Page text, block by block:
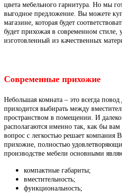
цвета мебельного гарнитура. Но мы
выгодное предложение. Вы можете
магазине, которая будет
будет прихожая в современном стиле,
изготовленный из качественных
Современные прихожие
Небольшая комната – это всегда
приходится выбирать между
пространством в помещении. И
располагаются именно так, как бы
вопрос с легкостью решает компания
прихожие, полностью
производстве мебели основными
компактные габариты;
вместительность;
функциональность;